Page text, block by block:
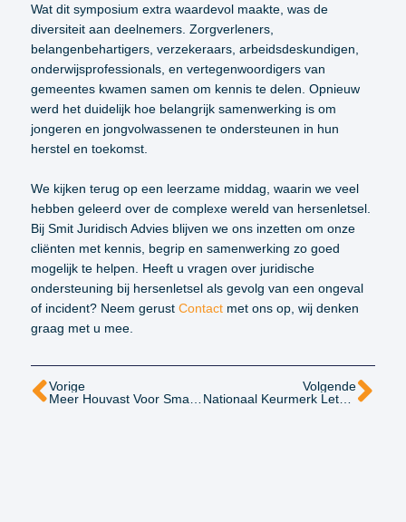
Wat dit symposium extra waardevol maakte, was de
diversiteit aan deelnemers. Zorgverleners,
belangenbehartigers, verzekeraars, arbeidsdeskundigen,
onderwijsprofessionals, en vertegenwoordigers van
gemeentes kwamen samen om kennis te delen. Opnieuw
werd het duidelijk hoe belangrijk samenwerking is om
jongeren en jongvolwassenen te ondersteunen in hun
herstel en toekomst.
We kijken terug op een leerzame middag, waarin we veel
hebben geleerd over de complexe wereld van hersenletsel.
Bij Smit Juridisch Advies blijven we ons inzetten om onze
cliënten met kennis, begrip en samenwerking zo goed
mogelijk te helpen. Heeft u vragen over juridische
ondersteuning bij hersenletsel als gevolg van een ongeval
of incident? Neem gerust Contactmet ons op, wij denken
graag met u mee.
Vorige
Meer Houvast Voor Smartengeld: De Rotterdamse Schaal
Volgende
Nationaal Keurmerk Letselschade Verlenging Voor Smit Juridisch Advies!